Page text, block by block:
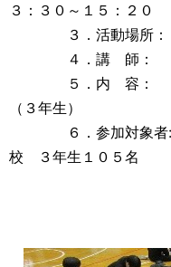
３：３０～１５：２０
３．活動場所：
４．講 師： 財
５．内 容： 「財
（３年生）
６．参加対象者:
校 ３年生１０５名